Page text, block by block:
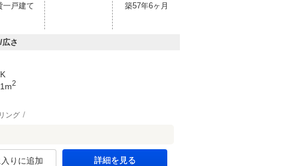
一戸建て 築57年6ヶ月
広さ
2
ング
りに追加 詳細を見る